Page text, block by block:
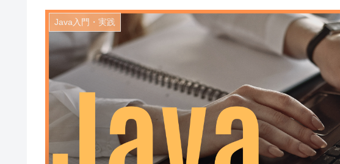
Java入門・実践